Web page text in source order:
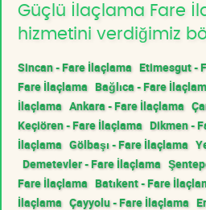
Güçlü İlaçlama Fare
hizmetini verdiğimiz
Sincan - Fare İlaçlama Etimesgut -
Fare İlaçlama Bağlıca - Fare
İlaçlama Ankara - Fare İlaçlama
Keçiören - Fare İlaçlama Dikmen -
İlaçlama Gölbaşı - Fare İlaçlama
Demetevler - Fare İlaçlama
Fare İlaçlama Batıkent - Fare
İlaçlama Çayyolu - Fare İlaçlama